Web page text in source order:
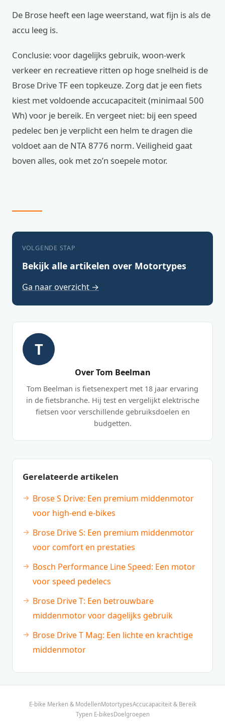
De Brose heeft een lage weerstand, wat fijn is als de
accu leeg is.
Conclusie: voor dagelijks gebruik, woon-werk
verkeer en recreatieve ritten op hoge snelheid is de
Brose Drive TF een topkeuze. Zorg dat je een fiets
kiest met voldoende accucapaciteit (minimaal 500
Wh) voor je bereik. En vergeet niet: bij een speed
pedelec ben je verplicht een helm te dragen die
voldoet aan de NTA 8776 norm. Veiligheid gaat
boven alles, ook met zo’n soepele motor.
VOLGENDE STAP
Bekijk alle artikelen over Motortypes
Ga naar overzicht →
T
Over Tom Beelman
Tom Beelman is fietsenexpert met 18 jaar ervaring
in de fietsbranche. Hij test en vergelijkt elektrische
fietsen voor verschillende gebruiksdoelen en
budgetten.
Gerelateerde artikelen
Brose S Drive: Een premium middenmotor
voor high-end e-bikes
Brose Drive S: Een premium middenmotor
voor comfort en prestaties
Bosch Performance Line Speed: Een motor
voor speed pedelecs
Brose Drive T: Een betrouwbare
middenmotor voor dagelijks gebruik
Brose Drive T Mag: Een lichte en krachtige
middenmotor
E-bike Merken & ModellenMotortypesAccucapaciteit & Bereik
Typen E-bikesDoelgroepen